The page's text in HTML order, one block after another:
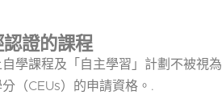
證的課程
學課程及「自主學習」計劃不被視為
（CEUs）的申請資格。.